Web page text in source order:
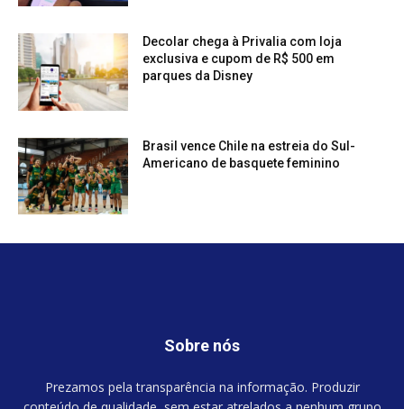
Decolar chega à Privalia com loja
exclusiva e cupom de R$ 500 em
parques da Disney
Brasil vence Chile na estreia do Sul-
Americano de basquete feminino
Sobre nós
Prezamos pela transparência na informação. Produzir